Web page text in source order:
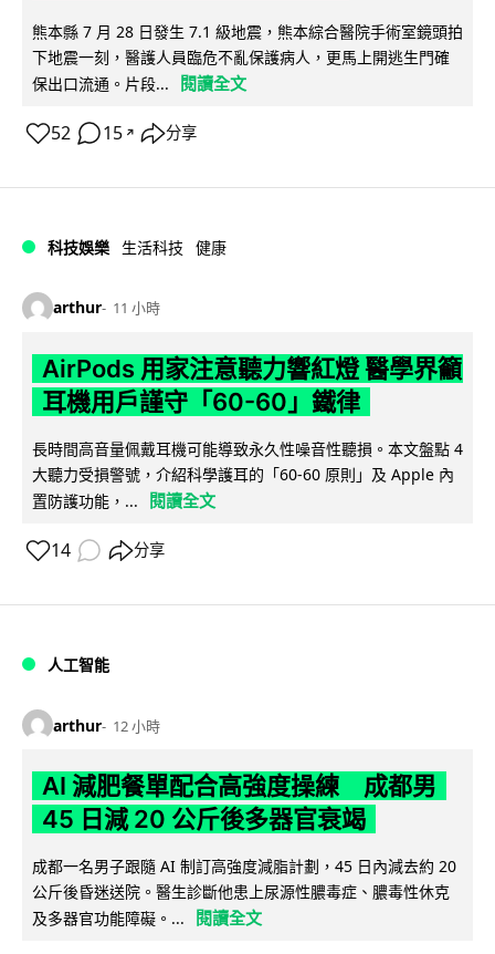
熊本縣 7 月 28 日發生 7.1 級地震，熊本綜合醫院手術室鏡頭拍
下地震一刻，醫護人員臨危不亂保護病人，更馬上開逃生門確
保出口流通。片段...
閱讀全文
52 15 ↗ 分享
科技娛樂 生活科技 健康
arthur 11 小時
AirPods 用家注意聽力響紅燈 醫學界籲
耳機用戶謹守「60-60」鐵律
長時間高音量佩戴耳機可能導致永久性噪音性聽損。本文盤點 4
大聽力受損警號，介紹科學護耳的「60-60 原則」及 Apple 內
置防護功能，...
閱讀全文
14 分享
人工智能
arthur 12 小時
AI 減肥餐單配合高強度操練 成都男
45 日減 20 公斤後多器官衰竭
成都一名男子跟隨 AI 制訂高強度減脂計劃，45 日內減去約 20
公斤後昏迷送院。醫生診斷他患上尿源性膿毒症、膿毒性休克
及多器官功能障礙。...
閱讀全文